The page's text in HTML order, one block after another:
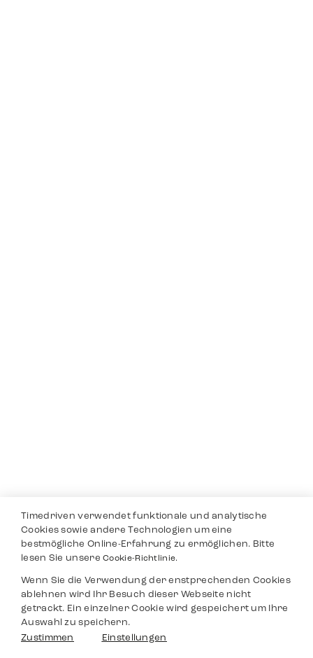
Timedriven verwendet funktionale und analytische
Cookies sowie andere Technologien um eine
bestmögliche Online-Erfahrung zu ermöglichen. Bitte
lesen Sie unsereCookie-Richtlinie.
Wenn Sie die Verwendung der enstprechenden Cookies
ablehnen wird Ihr Besuch dieser Webseite nicht
getrackt. Ein einzelner Cookie wird gespeichert um Ihre
Auswahl zu speichern.
Zustimmen
Einstellungen